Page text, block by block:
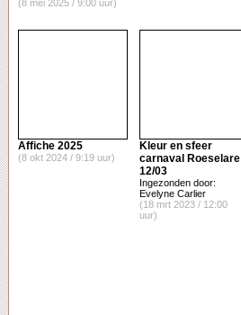
(8 mei 2025 / 9:00 uur)
Affiche 2025
(8 okt 2024 / 9:19 uur)
Kleur en sfeer
carnaval Roeselare
12/03
Ingezonden door:
Evelyne Carlier
(18 mrt 2023 / 12:00
uur)